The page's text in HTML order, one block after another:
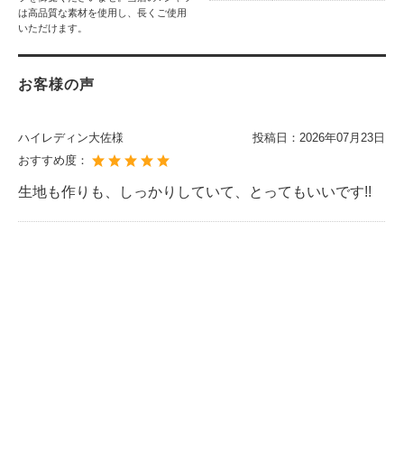
は高品質な素材を使用し、長くご使用
いただけます。
お客様の声
ハイレディン大佐様 投稿日：2026年07月23日
おすすめ度：
生地も作りも、しっかりしていて、とってもいいです!!